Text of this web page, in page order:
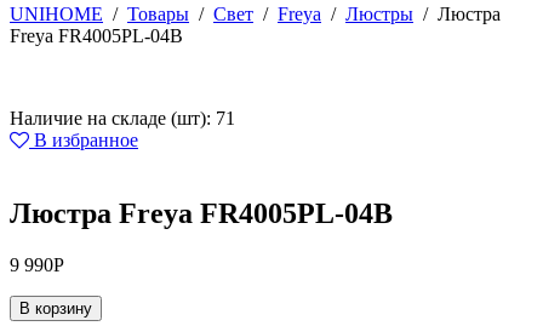
UNIHOME / Товары / Свет / Freya / Люстры / Люстра
Freya FR4005PL-04B
Наличие на складе (шт): 71
В избранное
Люстра Freya FR4005PL-04B
9 990Р
В корзину